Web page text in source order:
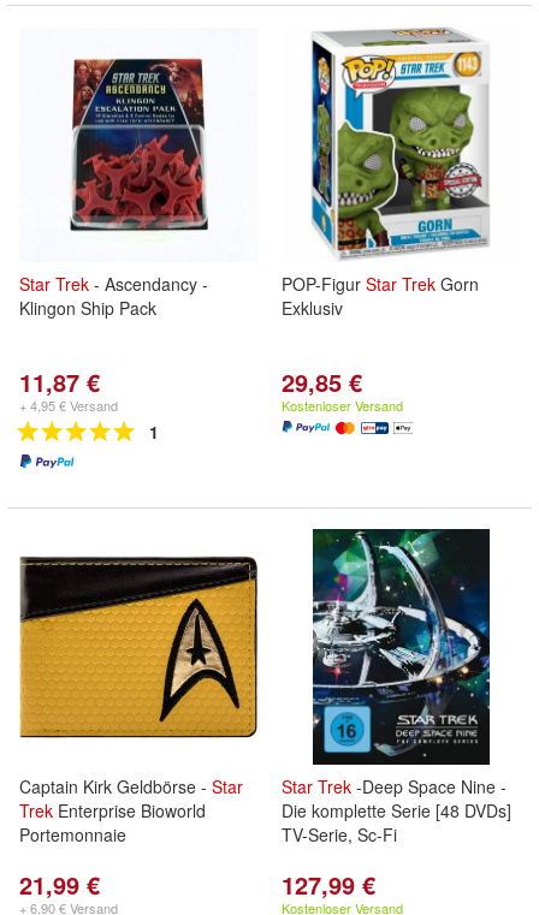
Star Trek - Ascendancy -
Klingon Ship Pack
11,87 €
+ 4,95 € Versand
1
POP-Figur Star Trek Gorn
Exklusiv
29,85 €
Kostenloser Versand
Captain Kirk Geldbörse - Star
Trek Enterprise Bioworld
Portemonnaie
21,99 €
+ 6,90 € Versand
Star Trek -Deep Space Nine -
Die komplette Serie [48 DVDs]
TV-Serie, Sc-Fi
127,99 €
Kostenloser Versand